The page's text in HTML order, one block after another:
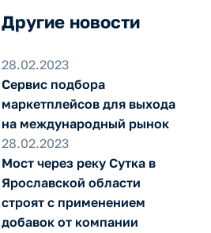
Другие новости
28.02.2023
Сервис подбора
маркетплейсов для выхода
на международный рынок
28.02.2023
Мост через реку Сутка в
Ярославской области
строят с применением
добавок от компании